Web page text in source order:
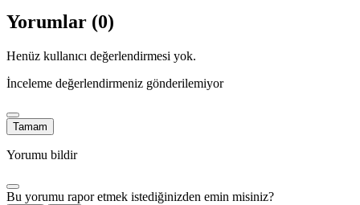
Yorumlar (0)
Henüz kullanıcı değerlendirmesi yok.
İnceleme değerlendirmeniz gönderilemiyor
Tamam
Yorumu bildir
Bu yorumu rapor etmek istediğinizden emin misiniz?